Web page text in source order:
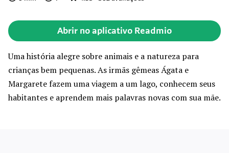
Abrir no aplicativo Readmio
Uma história alegre sobre animais e a natureza para
crianças bem pequenas. As irmãs gêmeas Ágata e
Margarete fazem uma viagem a um lago, conhecem seus
habitantes e aprendem mais palavras novas com sua mãe.